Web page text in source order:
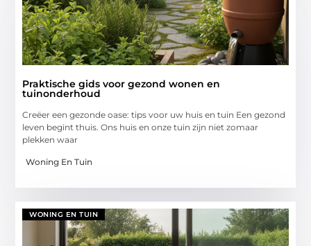
Praktische gids voor gezond wonen en
tuinonderhoud
Creëer een gezonde oase: tips voor uw huis en tuin Een gezond
leven begint thuis. Ons huis en onze tuin zijn niet zomaar
plekken waar
Woning En Tuin
WONING EN TUIN